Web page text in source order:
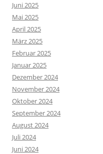
Juni 2025
Mai 2025
April 2025
März 2025
Februar 2025
Januar 2025
Dezember 2024
November 2024
Oktober 2024
September 2024
August 2024
Juli 2024
Juni 2024